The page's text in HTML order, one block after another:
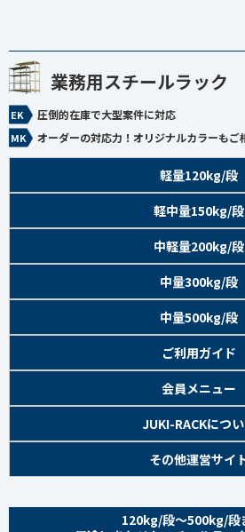
業務用スチールラック
圧倒的在庫で大型案件に対応
オーダーの対応力！オリジナルカラーもご
軽量120kg/段
アイボリー、グレー
EK120kg/段アングルボルト 特長
EK120kg/段アングルセミボルト 特長
新セミボルト 特長
組み立て方
オプション部材
追加棚板セット
軽中量150kg/段
軽中量150kg/段 商品一覧
部材仕様図
金網 ※準備中
スチールパネル ※準備中
中軽量200kg/段
EK200kg/段 商品一覧
部材仕様図
中量300kg/段
アイボリー・グリーン
EK300kg/段 商品一覧
部材仕様図
中量500kg/段
アイボリー・グリーン
EK500kg/段 商品一覧
部材仕様図
ご利用ガイド
検索システムの使い方
ご利用ガイド
各種書類発行
会員メニュー
お気に入り一覧
マイページ
JUKI-RACKにつ
サイトマップ
お問い合わせ
その他運営サイ
120kg/段～500kg/段